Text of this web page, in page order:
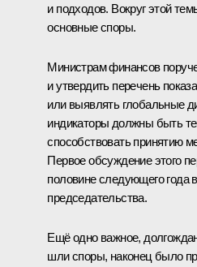
и подходов. Вокруг этой
основные споры.
Министрам финансов
и утвердить перечень
или выявлять глобальные
индикаторы должны быть
способствовать принятию
Первое обсуждение этого
половине следующего года
председательства.
Ещё одно важное,
шли споры, наконец было